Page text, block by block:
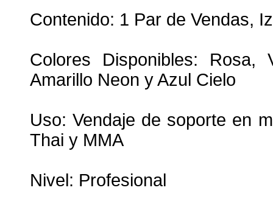
Contenido: 1 Par de Vendas,
Colores Disponibles: Rosa,
Amarillo Neon y Azul Cielo
Uso: Vendaje de soporte en
Thai y MMA
Nivel: Profesional